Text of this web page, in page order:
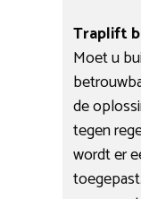
Traplift
Moet u
de
tegen
wordt er